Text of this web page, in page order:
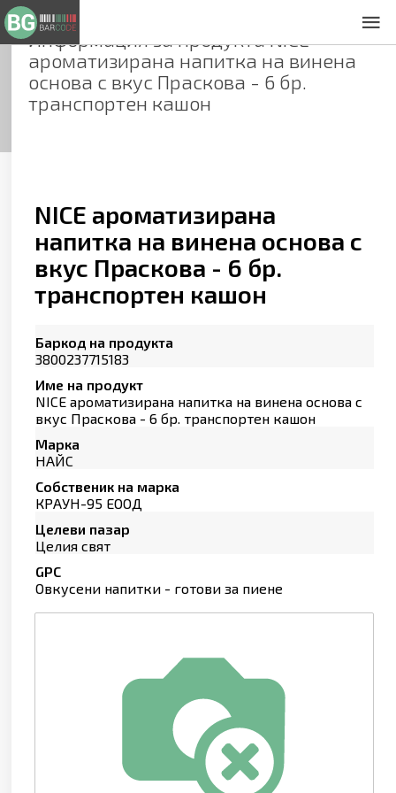
Информация за продуктаNICE
ароматизирана напитка на винена
основа с вкус Праскова - 6 бр.
транспортен кашон
NICE ароматизирана
напитка на винена основа с
вкус Праскова - 6 бр.
транспортен кашон
Баркод на продукта
3800237715183
Име на продукт
NICE ароматизирана напитка на винена основа с
вкус Праскова - 6 бр. транспортен кашон
Марка
НАЙС
Собственик на марка
КРАУН-95 ЕООД
Целеви пазар
Целия свят
GPC
Овкусени напитки - готови за пиене
Общи условия
Декларация за проверителност
Заснемане на продукти